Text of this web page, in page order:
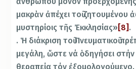
μακρὰν ἀπέχει τοῦ ζητουμένου
μυστηρίοις τῆς Ἐκκλησίας» [8] .
. Ἡ διάκριση τοῦ Πνευματικοῦ
μεγάλη, ὥστε νά ὁδηγήσει στήν
θεραπεία τόν ἐξομολογούμενο.